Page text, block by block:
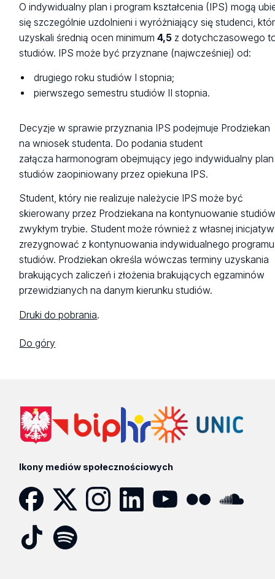
O indywidualny plan i program kształcenia (IPS) mogą
się szczególnie uzdolnieni i wyróżniający się studenci,
uzyskali średnią ocen minimum4,5 z dotychczasowego
studiów. IPS może być przyznane (najwcześniej) od:
drugiego roku studiów I stopnia;
pierwszego semestru studiów II stopnia.
Decyzje w sprawie przyznania IPS podejmuje Prodziekan
na wniosek studenta. Do podania student
załącza harmonogram obejmujący jego indywidualny plan
studiów zaopiniowany przez opiekuna IPS.
Student, który nie realizuje należycie IPS może być
skierowany przez Prodziekana na kontynuowanie
zwykłym trybie. Student może również z własnej
zrezygnować z kontynuowania indywidualnego programu
studiów. Prodziekan określa wówczas terminy uzyskania
brakujących zaliczeń i złożenia brakujących egzaminów
przewidzianych na danym kierunku studiów.
Druki do pobrania.
Do góry
Ikony mediów społecznościowych